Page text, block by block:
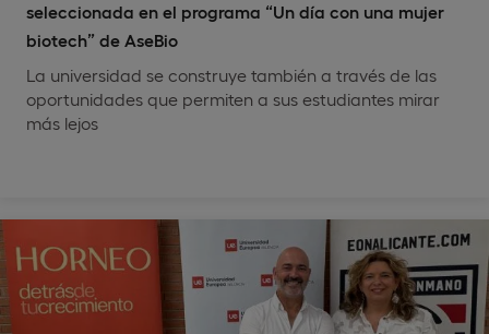
seleccionada en el programa “Un día con una mujer
biotech” de AseBio
La universidad se construye también a través de las
oportunidades que permiten a sus estudiantes mirar
más lejos